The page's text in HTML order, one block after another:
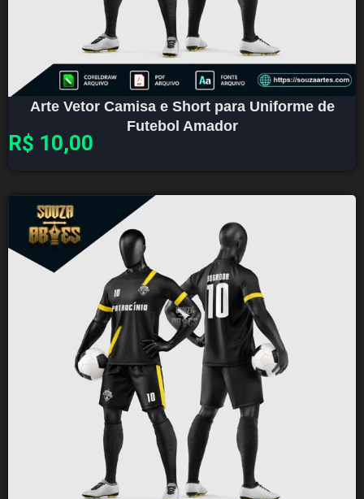
Arte Vetor Camisa e Short para Uniforme de
Futebol Amador
R$ 10,00